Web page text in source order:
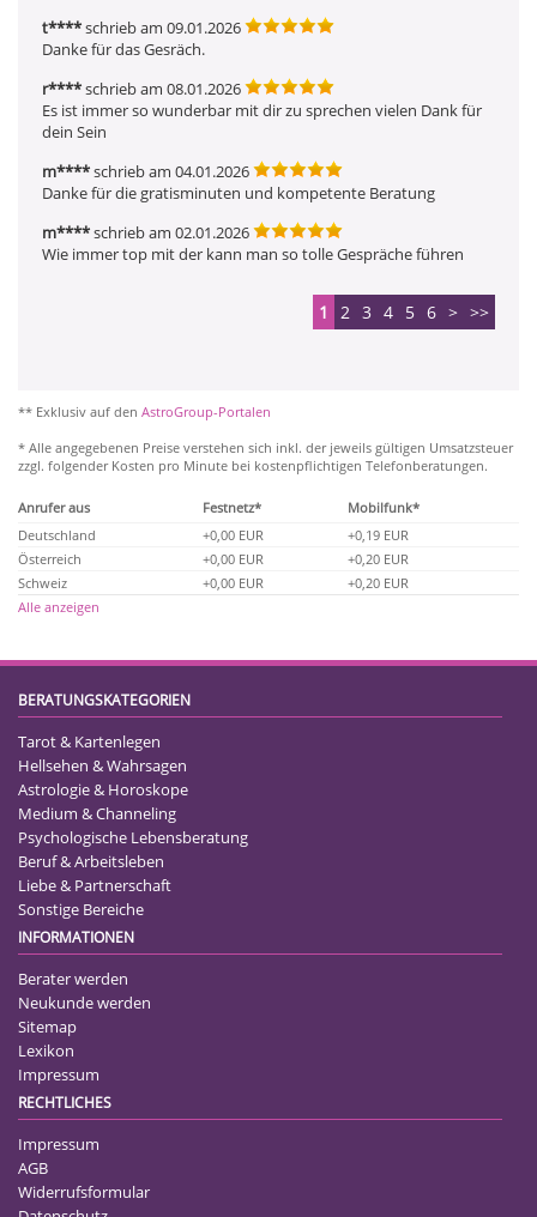
t****schrieb am 09.01.2026
Danke für das Gesräch.
r****schrieb am 08.01.2026
Es ist immer so wunderbar mit dir zu sprechen vielen Dank für
dein Sein
m****schrieb am 04.01.2026
Danke für die gratisminuten und kompetente Beratung
m****schrieb am 02.01.2026
Wie immer top mit der kann man so tolle Gespräche führen
1 2 3 4 5 6 > >>
** Exklusiv auf den AstroGroup-Portalen
* Alle angegebenen Preise verstehen sich inkl. der jeweils gültigen Umsatzsteuer
zzgl. folgender Kosten pro Minute bei kostenpflichtigen Telefonberatungen.
Anrufer aus Festnetz*
Mobilfunk*
Deutschland
+0,00 EUR
+0,19 EUR
Österreich
+0,00 EUR
+0,20 EUR
Schweiz
+0,00 EUR
+0,20 EUR
Alle anzeigen
BERATUNGSKATEGORIEN
Tarot & Kartenlegen
Hellsehen & Wahrsagen
Astrologie & Horoskope
Medium & Channeling
Psychologische Lebensberatung
Beruf & Arbeitsleben
Liebe & Partnerschaft
Sonstige Bereiche
INFORMATIONEN
Berater werden
Neukunde werden
Sitemap
Lexikon
Impressum
RECHTLICHES
Impressum
AGB
Widerrufsformular